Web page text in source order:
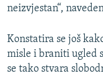
neizvjestan“,
Konstatira se još
misle i braniti ugled
se tako stvara